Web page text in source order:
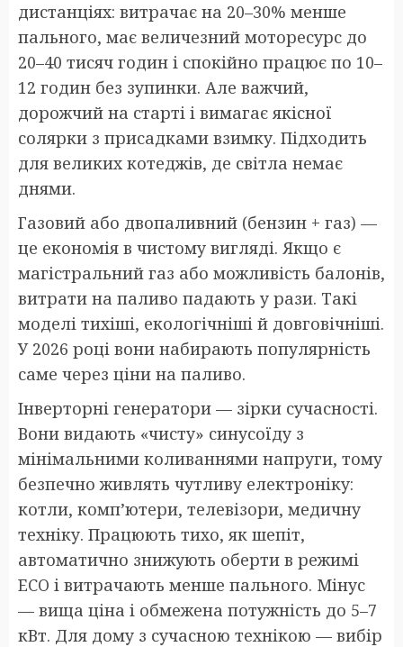
дистанціях: витрачає на 20–30% менше
пального, має величезний моторесурс до
20–40 тисяч годин і спокійно працює по 10–
12 годин без зупинки. Але важчий,
дорожчий на старті і вимагає якісної
солярки з присадками взимку. Підходить
для великих котеджів, де світла немає
днями.
Газовий або двопаливний (бензин + газ) —
це економія в чистому вигляді. Якщо є
магістральний газ або можливість балонів,
витрати на паливо падають у рази. Такі
моделі тихіші, екологічніші й довговічніші.
У 2026 році вони набирають популярність
саме через ціни на паливо.
Інверторні генератори — зірки сучасності.
Вони видають «чисту» синусоїду з
мінімальними коливаннями напруги, тому
безпечно живлять чутливу електроніку:
котли, комп’ютери, телевізори, медичну
техніку. Працюють тихо, як шепіт,
автоматично знижують оберти в режимі
ECO і витрачають менше пального. Мінус
— вища ціна і обмежена потужність до 5–7
кВт. Для дому з сучасною технікою — вибір